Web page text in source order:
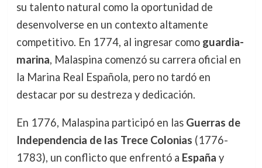
su talento natural como la oportunidad de
desenvolverse en un contexto altamente
competitivo. En 1774, al ingresar como guardia-
marina, Malaspina comenzó su carrera oficial en
la Marina Real Española, pero no tardó en
destacar por su destreza y dedicación.
En 1776, Malaspina participó en las Guerras de
Independencia de las Trece Colonias (1776-
1783), un conflicto que enfrentó a España y